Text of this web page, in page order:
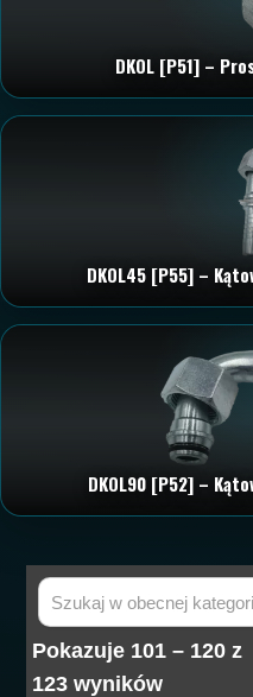
DKOL [P51] –
DKOL45 [P55] –
DKOL90 [P52] –
Pokazuje 101 – 120 z
123 wyników